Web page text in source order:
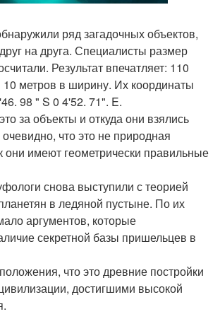
ряд загадочных объектов,
на друга. Специалисты размер
Результат впечатляет: 110
10 метров в ширину. Их координаты
98 " S 0 4'52. 71". E.
за объекты и откуда они взялись
что это не природная
они имеют геометрически правильные
снова выступили с теорией
в ледяной пустыне. По их
аргументов, которые
секретной базы пришельцев в
что это древние постройки
достигшими высокой